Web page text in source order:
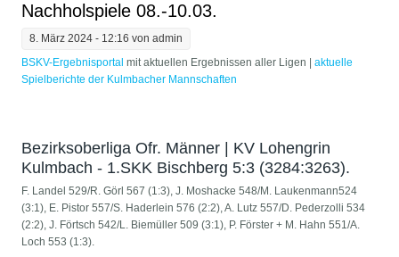
Nachholspiele 08.-10.03.
8. März 2024 - 12:16 vonadmin
BSKV-Ergebnisportal mit aktuellen Ergebnissen aller Ligen | ​aktuelle
Spielberichte der Kulmbacher Mannschaften
Bezirksoberliga Ofr. Männer | KV Lohengrin
Kulmbach - 1.SKK Bischberg 5:3 (3284:3263).
F. Landel 529/R. Görl 567 (1:3), J. Moshacke 548/M. Laukenmann524
(3:1), E. Pistor 557/S. Haderlein 576 (2:2), A. Lutz 557/D. Pederzolli 534
(2:2), J. Förtsch 542/L. Biemüller 509 (3:1), P. Förster + M. Hahn 551/A.
Loch 553 (1:3).